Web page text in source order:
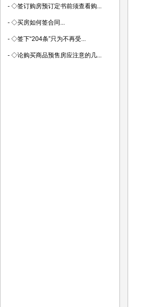
- ◇签订购房预订定书前须查看购...
- ◇买房如何签合同...
- ◇签下“204条”只为不再受...
- ◇论购买商品预售房应注意的几...